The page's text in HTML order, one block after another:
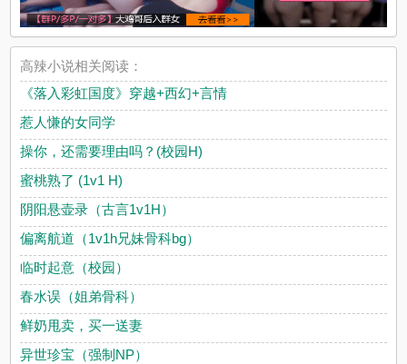
高辣小说相关阅读：
《落入彩虹国度》穿越+西幻+言情
惹人慊的女同学
操你，还需要理由吗？(校园H)
蜜桃熟了 (1v1 H)
阴阳悬壶录（古言1v1H）
偏离航道（1v1h兄妹骨科bg）
临时起意（校园）
春水误（姐弟骨科）
鲜奶甩卖，买一送妻
异世珍宝（强制NP）